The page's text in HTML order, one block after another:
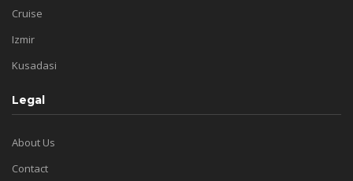
Cruise
Izmir
Kusadasi
Legal
About Us
Contact